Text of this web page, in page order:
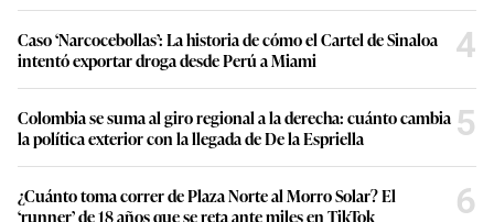
Caso ‘Narcocebollas’: La historia de cómo el Cartel de Sinaloa
intentó exportar droga desde Perú a Miami
4
Colombia se suma al giro regional a la derecha: cuánto cambia
la política exterior con la llegada de De la Espriella
5
¿Cuánto toma correr de Plaza Norte al Morro Solar? El
‘runner’ de 18 años que se reta ante miles en TikTok
6